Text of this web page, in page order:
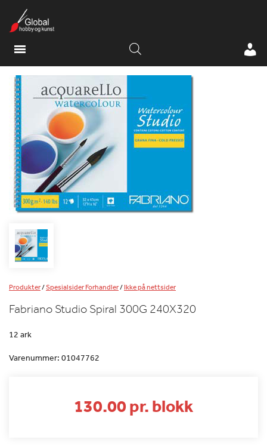
Produkter/Spesialsider Forhandler/Ikke på nettsider
Fabriano Studio Spiral 300G 240X320
12 ark
Varenummer: 01047762
130.00 pr. blokk